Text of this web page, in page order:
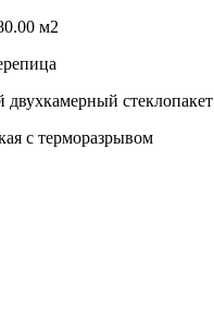
м2
стеклопакет
с терморазрывом